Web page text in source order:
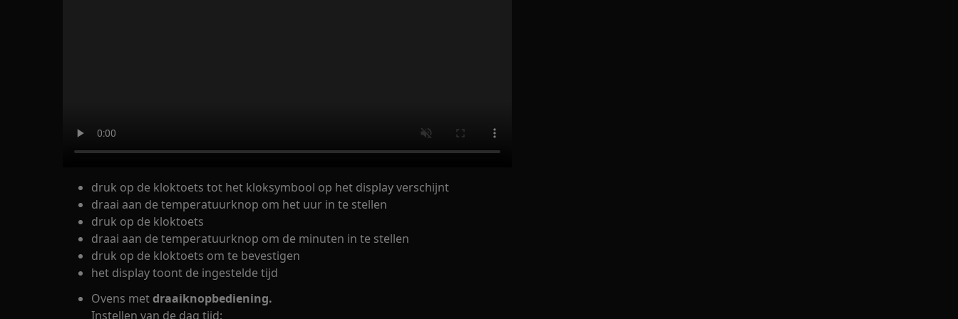
druk op de kloktoets tot het kloksymbool op het display verschijnt
draai aan de temperatuurknop om het uur in te stellen
druk op de kloktoets
draai aan de temperatuurknop om de minuten in te stellen
druk op de kloktoets om te bevestigen
het display toont de ingestelde tijd
Ovens metdraaiknopbediening.
Instellen van de dag tijd: